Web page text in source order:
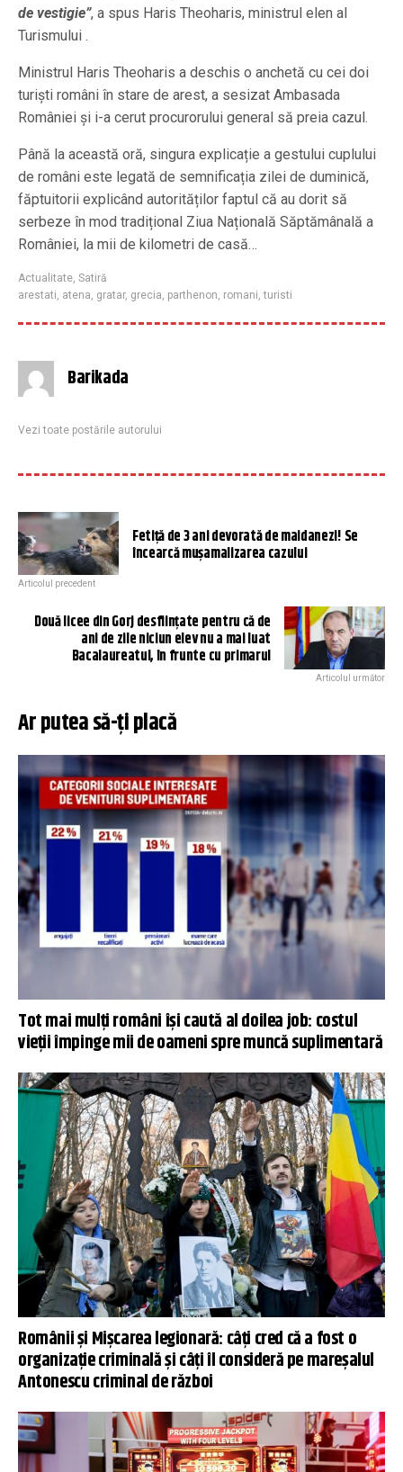
de vestigie”, a spus Haris Theoharis, ministrul elen al
Turismului .
Ministrul Haris Theoharis a deschis o anchetă cu cei doi
turişti români în stare de arest, a sesizat Ambasada
României şi i-a cerut procurorului general să preia cazul.
Până la această oră, singura explicație a gestului cuplului
de români este legată de semnificația zilei de duminică,
făptuitorii explicând autorităților faptul că au dorit să
serbeze în mod tradițional Ziua Națională Săptămânală a
României, la mii de kilometri de casă…
Actualitate, Satiră
arestati, atena, gratar, grecia, parthenon, romani,turisti
Barikada
Vezi toate postările autorului
Fetiță de 3 ani devorată de maidanezi! Se
încearcă mușamalizarea cazului
Articolul precedent
Două licee din Gorj desființate pentru că de
ani de zile niciun elev nu a mai luat
Bacalaureatul, în frunte cu primarul
Articolul următor
Ar putea să-ți placă
Tot mai mulți români își caută al doilea job: costul
vieții împinge mii de oameni spre muncă suplimentară
Românii și Mișcarea legionară: câți cred că a fost o
organizație criminală și câți îl consideră pe mareșalul
Antonescu criminal de război